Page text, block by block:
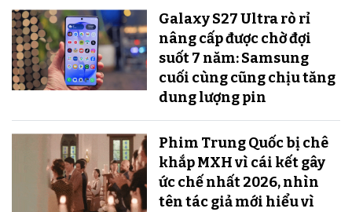
Galaxy S27 Ultra rò rỉ
nâng cấp được chờ đợi
suốt 7 năm: Samsung
cuối cùng cũng chịu tăng
dung lượng pin
Phim Trung Quốc bị chê
khắp MXH vì cái kết gây
ức chế nhất 2026, nhìn
tên tác giả mới hiểu vì